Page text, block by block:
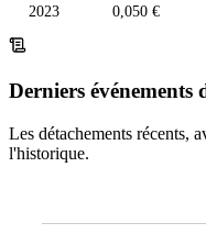
2023 0,050 €
Derniers événements
Les détachements récents,
l'historique.